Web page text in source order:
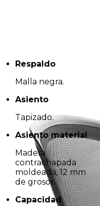
Respaldo
Malla negra.
Asiento
Tapizado.
Asiento material
Madera
contrachapada
moldeada, 12 mm
de grosor.
Capacidad